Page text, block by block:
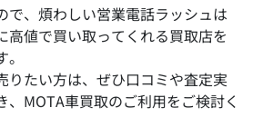
で、煩わしい営業電話ラッシュは
高値で買い取ってくれる買取店を
りたい方は、ぜひ口コミや査定実
、MOTA車買取のご利用をご検討く